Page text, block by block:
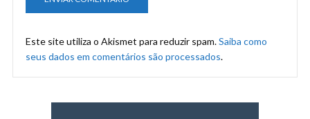
Este site utiliza o Akismet para reduzir spam.Saiba como
seus dados em comentários são processados.